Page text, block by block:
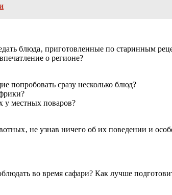
блюда‚ приготовленные по старинным
о регионе?
попробовать сразу несколько блюд?
у местных поваров?
не узнав ничего об их поведении и
во время сафари? Как лучше